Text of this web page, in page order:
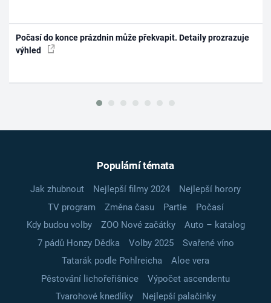
Počasí do konce prázdnin může překvapit. Detaily prozrazuje
výhled
Populární témata
Jak zhubnout Nejlepší filmy 2024
Nejlepší horory
TV program
Změna času Partie
Počasí
Kdy budou volby
ZOO Nové začátky
Auto – katalog
7 pádů Honzy Dědka
Volby 2025
Svařené víno
Tatarák podle Pohlreicha
Aloe vera
Pěstování lichořeřišnice
Výpočet ascendentu
Tvarohové knedlíky
Nejlepší palačinky